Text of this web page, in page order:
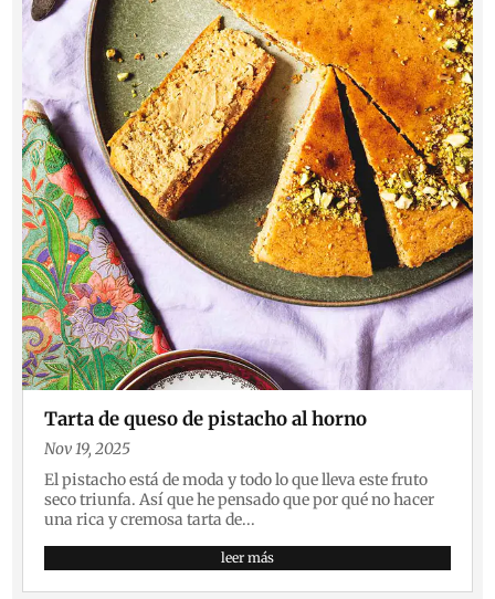
Tarta de queso de pistacho al horno
Nov 19, 2025
El pistacho está de moda y todo lo que lleva este fruto
seco triunfa. Así que he pensado que por qué no hacer
una rica y cremosa tarta de...
leer más